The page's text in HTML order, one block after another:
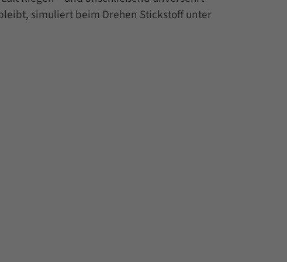
simuliert beim Drehen Stickstoff unter